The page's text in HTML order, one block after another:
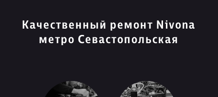
Качественный ремонт Nivona
метро Севастопольская